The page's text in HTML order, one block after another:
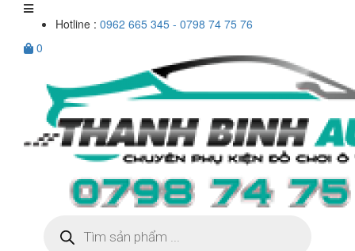
Hotline : 0962 665 345 - 0798 74 75 76
0
kiếm
sản